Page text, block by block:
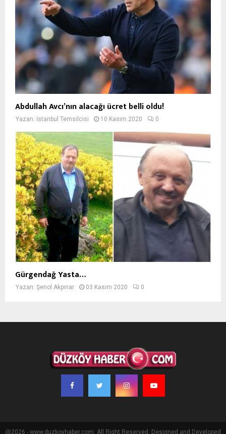
Abdullah Avcı’nın alacağı ücret belli oldu!
Yazan: İstanbul Temsilcisi 10 Kasım 2020 0
Gürgendağ Yasta…
Yazan: Şenol Akpınar 03 Kasım 2020 0
@2026 - www.duzkoyhaber.com. All Right Reserved. Designed and Developed